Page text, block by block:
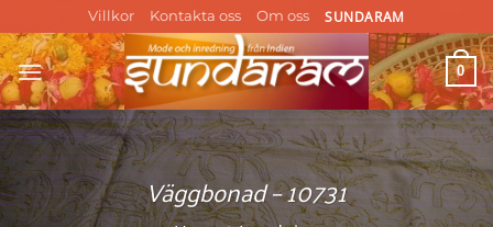
to
content
Villkor Kontakta oss Om oss SUNDARAM
0
Väggbonad – 10731